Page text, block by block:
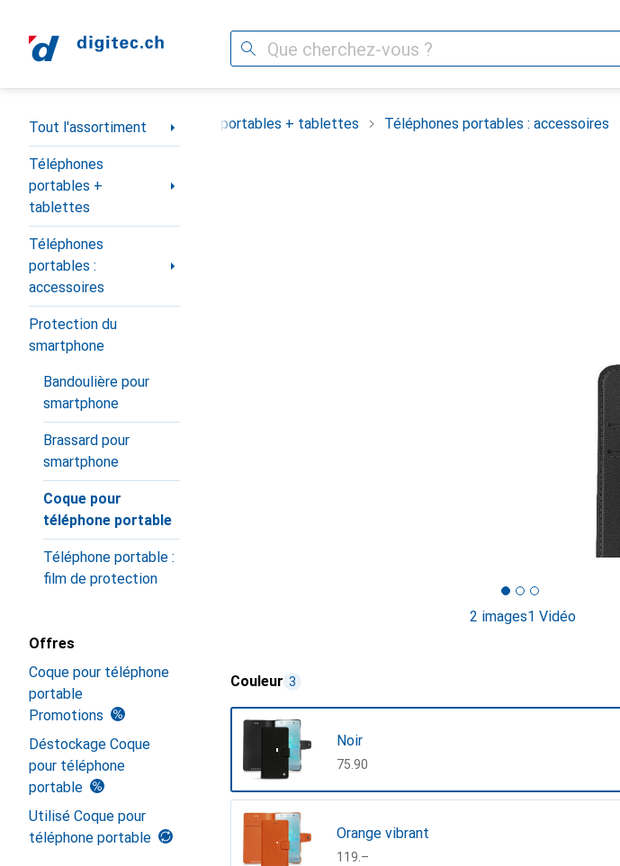
Recherche
Navigation par catégorie
Tout l'assortiment
Téléphones
portables +
tablettes
Téléphones
portables :
accessoires
Protection du
smartphone
Bandoulière pour
smartphone
Brassard pour
smartphone
Coque pour
téléphone portable
Téléphone portable :
film de protection
Offres
Coque pour téléphone
portable
Promotions
Déstockage Coque
pour téléphone
portable
Utilisé Coque pour
téléphone portable
Tout l'assortiment Téléphones portables + tablettes Téléphones portables : accessoires
2 images1 Vidéo
Couleur 3
Noir
CHF
75.90
Orange vibrant
CHF
119.–